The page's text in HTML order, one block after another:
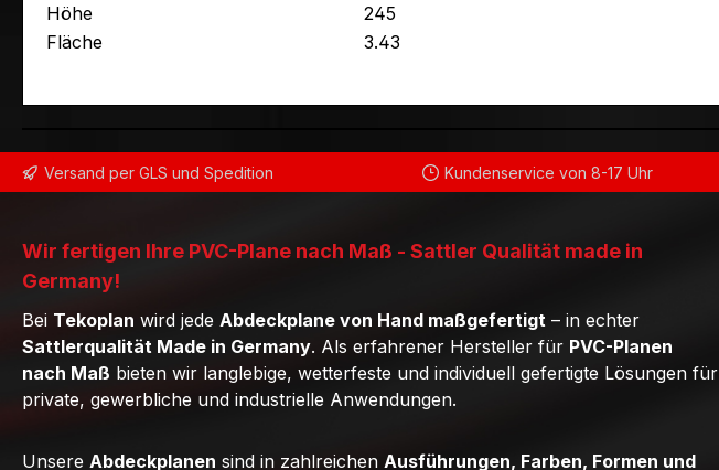
Höhe
245
Fläche
3.43
Versand per GLS und Spedition Kundenservice von 8-17 Uhr
Wir fertigen Ihre PVC-Plane nach Maß - Sattler Qualität made in
Germany!
Bei Tekoplan wird jede Abdeckplane von Hand maßgefertigt – in echter
Sattlerqualität Made in Germany. Als erfahrener Hersteller für PVC-Planen
nach Maß bieten wir langlebige, wetterfeste und individuell gefertigte Lösungen für
private, gewerbliche und industrielle Anwendungen.
Unsere Abdeckplanen sind in zahlreichen Ausführungen, Farben, Formen und